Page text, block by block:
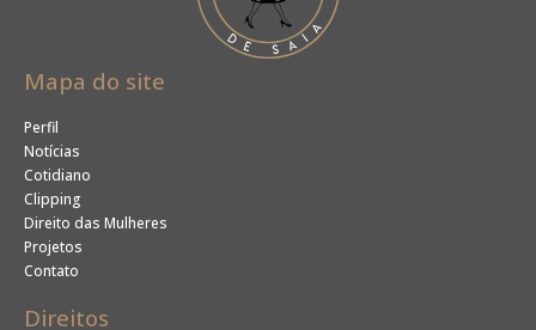
Mapa do site
Perfil
Notícias
Cotidiano
Clipping
Direito das Mulheres
Projetos
Contato
Direitos